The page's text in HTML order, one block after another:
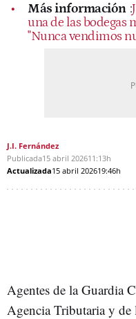
Más información :
una de las bodegas
"Nunca vendimos
J.I. Fernández
Publicada15 abril 202611:13h
Actualizada15 abril 202619:46h
Agentes de la Guardia
Agencia Tributaria y